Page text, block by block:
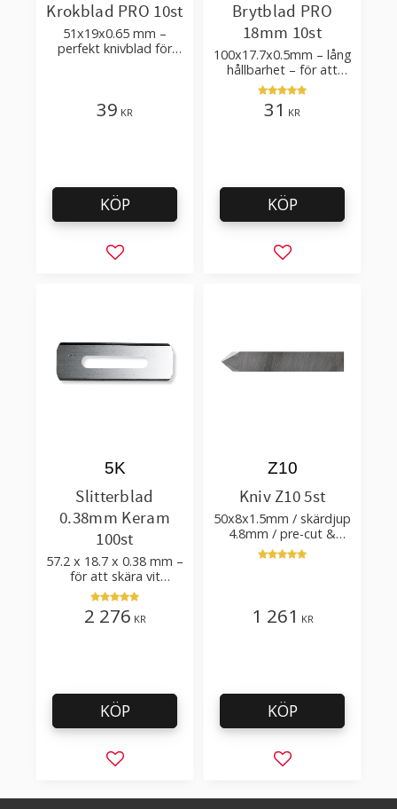
Krokblad PRO 10st
51x19x0.65 mm –
perfekt knivblad för
39 KR
Lägg till i favoriter
KÖP
Brytblad PRO
18mm 10st
100x17.7x0.5mm – lång
hållbarhet – för att
skära kartong, tapet
och golvmaterial
31 KR
Lägg till i
KÖP
Slitterblad
0.38mm Keram
100st
57.2 x 18.7 x 0.38 mm –
för att skära vit
plastfilm med tillsatser
5K
2 276 KR
Lägg till i favoriter
KÖP
Kniv Z10 5st
50x8x1.5mm / skärdjup
4.8mm / pre-cut &
post-cut 0.84xTm /
skärvinkel 50°
Z10
1 261 KR
Lägg till i
KÖP